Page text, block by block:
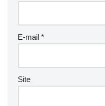
E-mail *
Site